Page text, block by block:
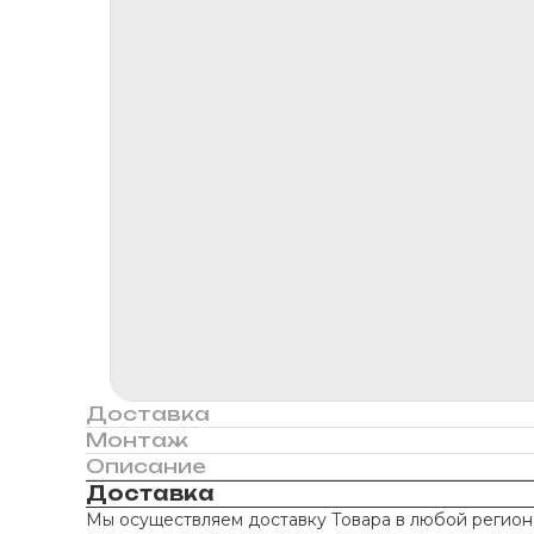
Доставка
Монтаж
Описание
Доставка
Мы осуществляем доставку Товара в любой